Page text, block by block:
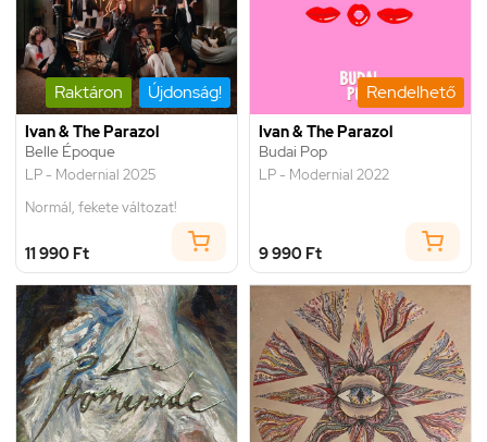
Raktáron Újdonság!
Ivan & The Parazol
Belle Époque
LP - Modernial 2025
Normál, fekete változat!
11 990 Ft
Rendelhető
Ivan & The Parazol
Budai Pop
LP - Modernial 2022
9 990 Ft